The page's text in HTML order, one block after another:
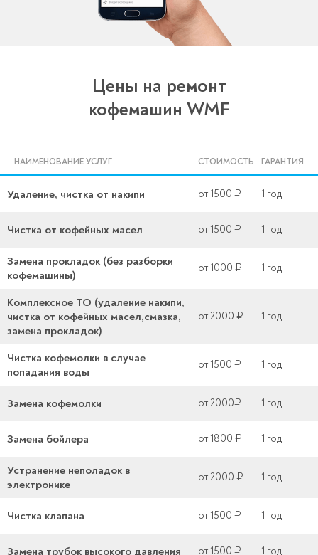
Цены на ремонт
кофемашин WMF
НАИМЕНОВАНИЕ УСЛУГ СТОИМОСТЬ ГАРАНТИЯ
Удаление, чистка от накипи от 1500 ₽ 1 год
Чистка от кофейных масел от 1500 ₽ 1 год
Замена прокладок (без разборки
кофемашины)
от 1000 ₽ 1 год
Комплексное ТО (удаление накипи,
чистка от кофейных масел,смазка,
замена прокладок)
от 2000 ₽ 1 год
Чистка кофемолки в случае
попадания воды
от 1500 ₽ 1 год
Замена кофемолки от 2000₽ 1 год
Замена бойлера от 1800 ₽ 1 год
Устранение неполадок в
электронике
от 2000 ₽ 1 год
Чистка клапана от 1500 ₽ 1 год
Замена трубок высокого давления от 1500 ₽ 1 год